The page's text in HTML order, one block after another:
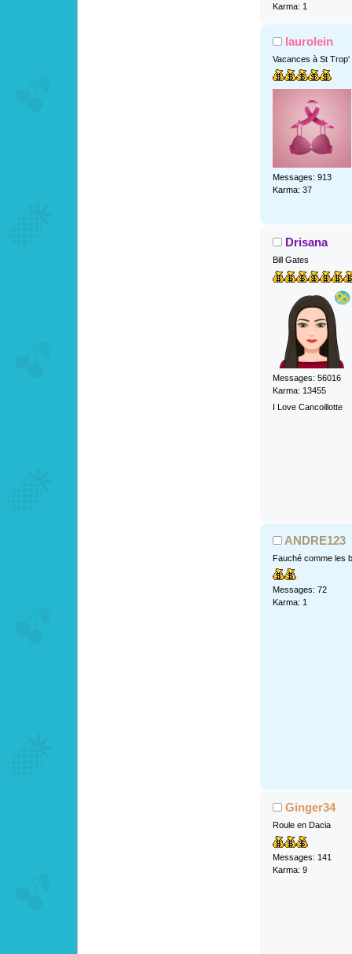
Karma: 1
laurolein
Vacances à St Trop'
Messages: 913
Karma: 37
Drisana
Bill Gates
Messages: 56016
Karma: 13455
I Love Cancoillotte
ANDRE123
Fauché comme les
Messages: 72
Karma: 1
Ginger34
Roule en Dacia
Messages: 141
Karma: 9